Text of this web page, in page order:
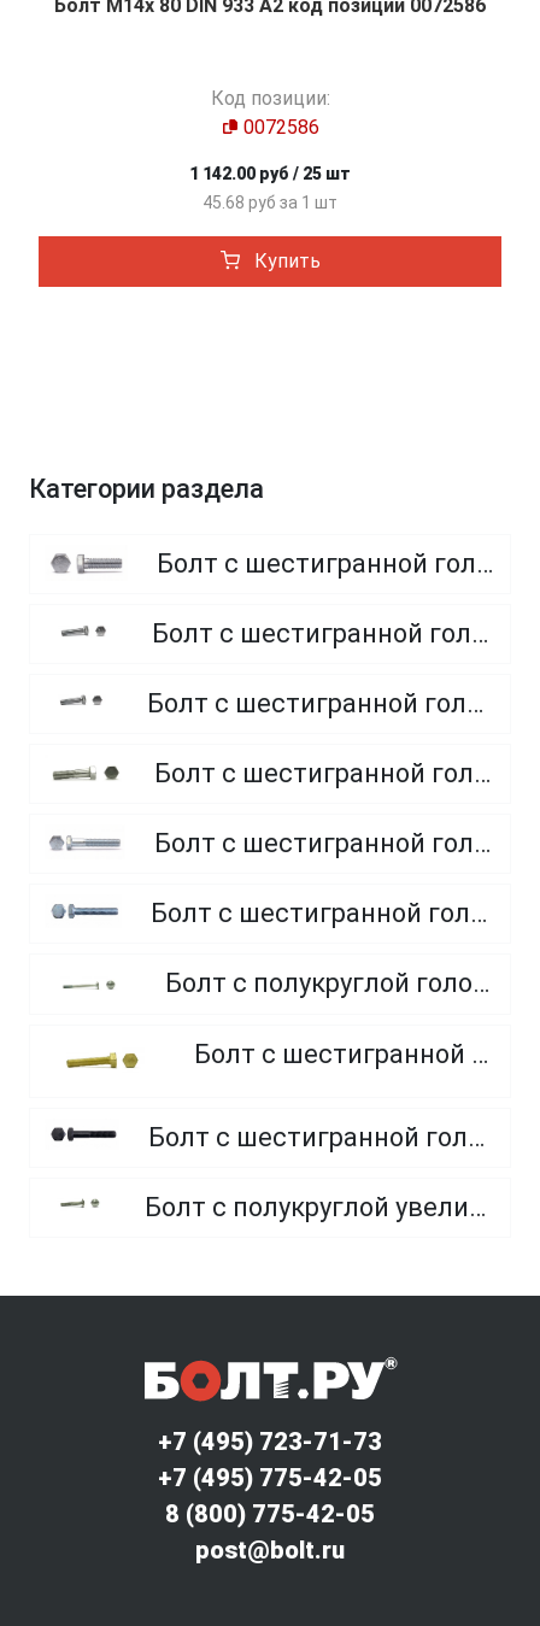
Болт М14х 80 DIN 933 A2 код позиции 0072586
Код позиции:
0072586
1 142.00 руб / 25 шт
45.68 руб за 1 шт
Купить
Категории раздела
Болт с шестигранной головкой, полная резьба, класс прочности 8.8
Болт с шестигранной головкой, полная резьба, класс прочности 4.8 и 5.8
Болт с шестигранной головкой, полная резьба, из нержавеющей стали A2 и A4
Болт с шестигранной головкой, неполная резьба, класс прочности 5.8
Болт с шестигранной головкой, неполная резьба, класс прочности 8.8
Болт с шестигранной головкой, полная резьба, класс прочности 10.9 и 12.9
Болт с полукруглой головкой и квадратным подголовником
Болт с шестигранной головкой, из латуни
Болт с шестигранной головкой, неполная резьба, класс прочности 10.9 и 12.9
Болт с полукруглой увеличенной головкой и усом класса точности C (мебельный)
+7 (495) 723-71-73
+7 (495) 775-42-05
8 (800) 775-42-05
post@bolt.ru